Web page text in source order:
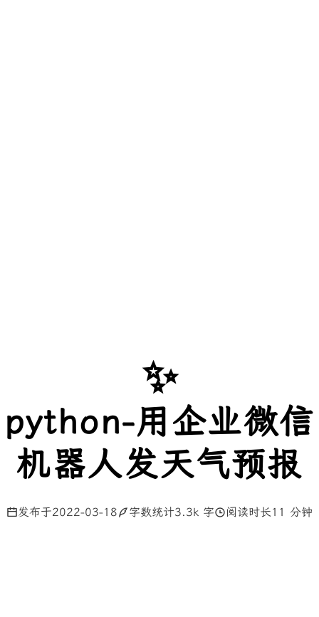
✨
python-用企业微信
机器人发天气预报
发布于2022-03-18 字数统计3.3k 字 阅读时长11 分钟